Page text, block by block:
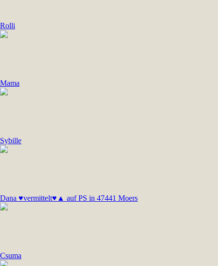
Rolli
Mama
Sybille
Dana ♥vermittelt♥▲ auf PS in 47441 Moers
Csuma